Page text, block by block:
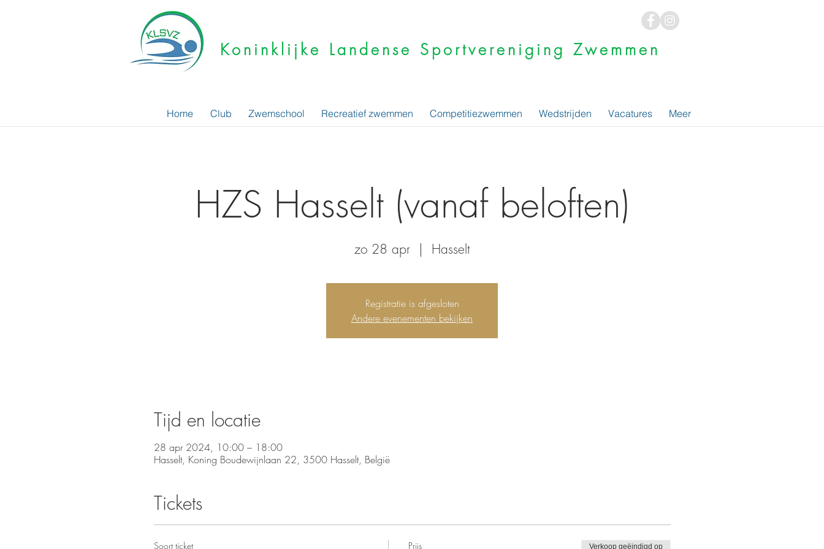
Koninklijke Landense Sportvereniging Zwemmen
Home Club Zwemschool Recreatief zwemmen Competitiezwemmen Wedstrijden Vacatures Meer
HZS Hasselt (vanaf beloften)
zo 28 apr Hasselt
Registratie is afgesloten
Andere evenementen bekijken
Tijd en locatie
28 apr 2024, 10:00 – 18:00
Hasselt, Koning Boudewijnlaan 22, 3500 Hasselt, België
Tickets
Soort ticket Prijs Verkoop geëindigd op